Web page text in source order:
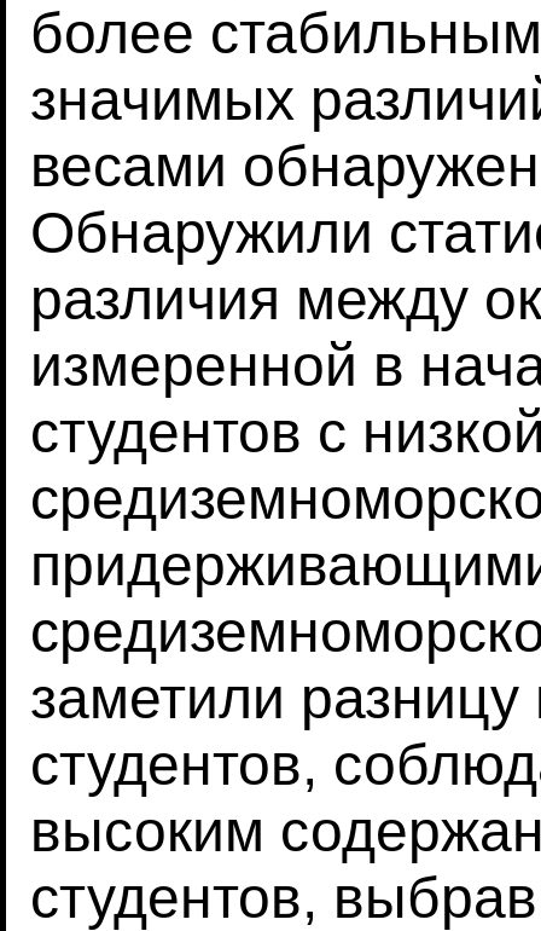
более
значимых
весами
Обнаружили
различия между
измеренной в
студентов с
заметили разницу
студентов,
высоким
студентов,